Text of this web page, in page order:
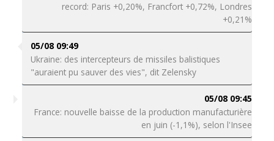
record: Paris +0,20%, Francfort +0,72%, Londres
+0,21%
05/08 09:49
Ukraine: des intercepteurs de missiles balistiques
"auraient pu sauver des vies", dit Zelensky
05/08 09:45
France: nouvelle baisse de la production manufacturière
en juin (-1,1%), selon l'Insee